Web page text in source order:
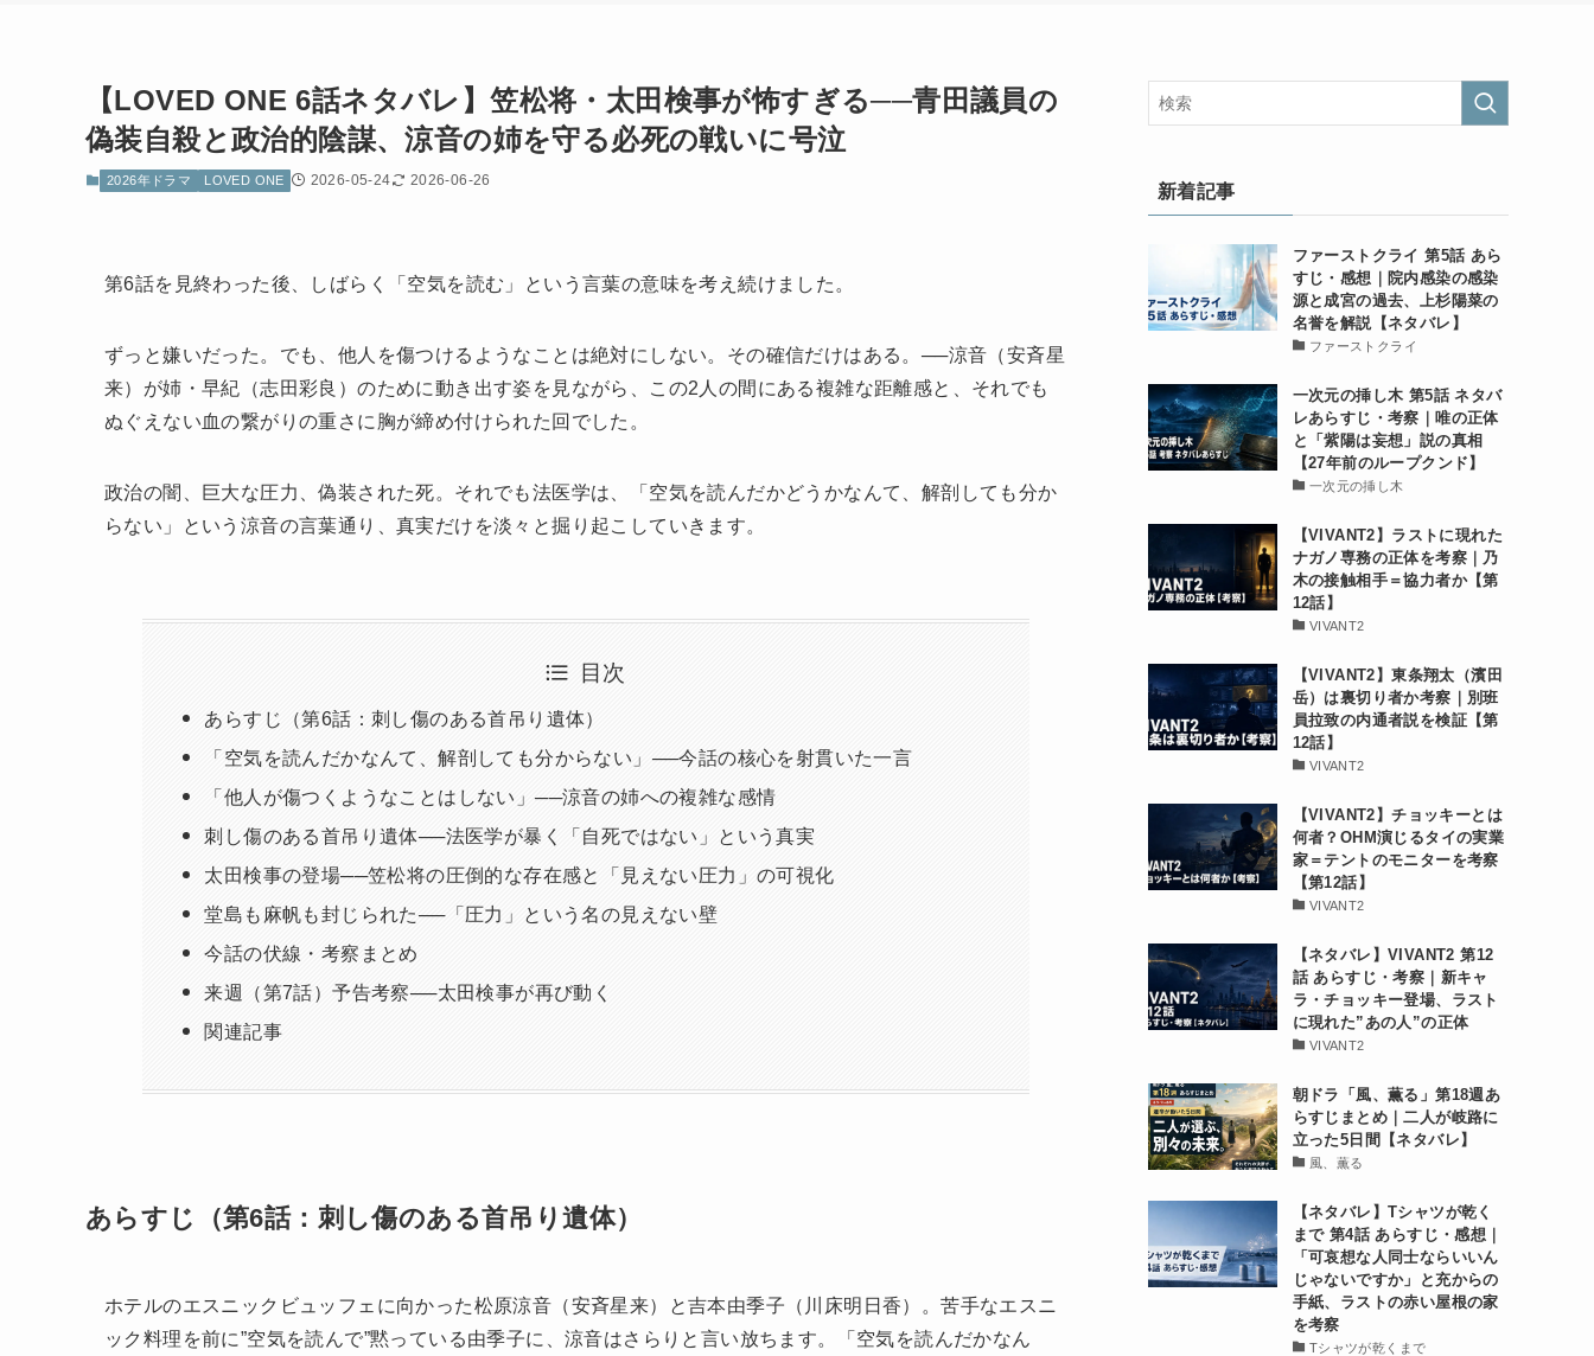
【LOVED ONE 6話ネタバレ】笠松将・太田検事が怖すぎる──青田議員の
偽装自殺と政治的陰謀、涼音の姉を守る必死の戦いに号泣
2026年ドラマ LOVED ONE 2026-05-24 2026-06-26
第6話を見終わった後、しばらく「空気を読む」という言葉の意味を考え続けました。
ずっと嫌いだった。でも、他人を傷つけるようなことは絶対にしない。その確信だけはある。──涼音（安斉星
来）が姉・早紀（志田彩良）のために動き出す姿を見ながら、この2人の間にある複雑な距離感と、それでも
ぬぐえない血の繋がりの重さに胸が締め付けられた回でした。
政治の闇、巨大な圧力、偽装された死。それでも法医学は、「空気を読んだかどうかなんて、解剖しても分か
らない」という涼音の言葉通り、真実だけを淡々と掘り起こしていきます。
目次
あらすじ（第6話：刺し傷のある首吊り遺体）
「空気を読んだかなんて、解剖しても分からない」──今話の核心を射貫いた一言
「他人が傷つくようなことはしない」──涼音の姉への複雑な感情
刺し傷のある首吊り遺体──法医学が暴く「自死ではない」という真実
太田検事の登場──笠松将の圧倒的な存在感と「見えない圧力」の可視化
堂島も麻帆も封じられた──「圧力」という名の見えない壁
今話の伏線・考察まとめ
来週（第7話）予告考察──太田検事が再び動く
関連記事
あらすじ（第6話：刺し傷のある首吊り遺体）
ホテルのエスニックビュッフェに向かった松原涼音（安斉星来）と吉本由季子（川床明日香）。苦手なエスニ
ック料理を前に”空気を読んで”黙っている由季子に、涼音はさらりと言い放ちます。「空気を読んだかなん
新着記事
ファーストクライ 第5話 あら
すじ・感想｜院内感染の感染
源と成宮の過去、上杉陽菜の
名誉を解説【ネタバレ】
ファーストクライ
一次元の挿し木 第5話 ネタバ
レあらすじ・考察｜唯の正体
と「紫陽は妄想」説の真相
【27年前のループクンド】
一次元の挿し木
【VIVANT2】ラストに現れた
ナガノ専務の正体を考察｜乃
木の接触相手＝協力者か【第
12話】
VIVANT2
【VIVANT2】東条翔太（濱田
岳）は裏切り者か考察｜別班
員拉致の内通者説を検証【第
12話】
VIVANT2
【VIVANT2】チョッキーとは
何者？OHM演じるタイの実業
家＝テントのモニターを考察
【第12話】
VIVANT2
【ネタバレ】VIVANT2 第12
話 あらすじ・考察｜新キャ
ラ・チョッキー登場、ラスト
に現れた”あの人”の正体
VIVANT2
朝ドラ「風、薫る」第18週あ
らすじまとめ｜二人が岐路に
立った5日間【ネタバレ】
風、薫る
【ネタバレ】Tシャツが乾く
まで 第4話 あらすじ・感想｜
「可哀想な人同士ならいいん
じゃないですか」と充からの
手紙、ラストの赤い屋根の家
を考察
Tシャツが乾くまで